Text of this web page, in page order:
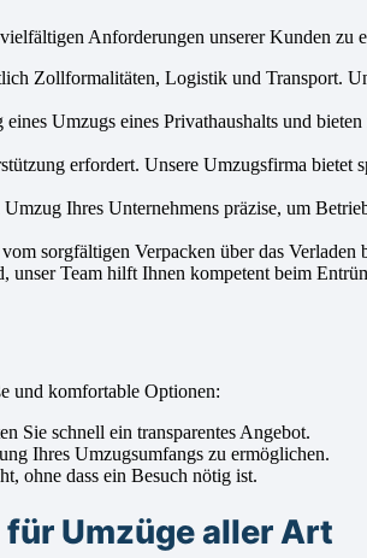
Anforderungen unserer Kunden zu
Zollformalitäten, Logistik und Transport.
Umzugs eines Privathaushalts und
erfordert. Unsere Umzugsfirma bietet
Ihres Unternehmens präzise, um
sorgfältigen Verpacken über das
unser Team hilft Ihnen kompetent beim
und komfortable Optionen:
Sie schnell ein transparentes Angebot.
Ihres Umzugsumfangs zu ermöglichen.
ohne dass ein Besuch nötig ist.
Umzüge aller Art